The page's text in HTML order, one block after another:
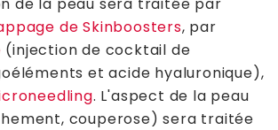
de Skinboosters, par
(injection de cocktail de
et acide hyaluronique),
. L'aspect de la peau
couperose) sera traitée